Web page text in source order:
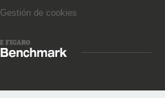
Gestión de cookies